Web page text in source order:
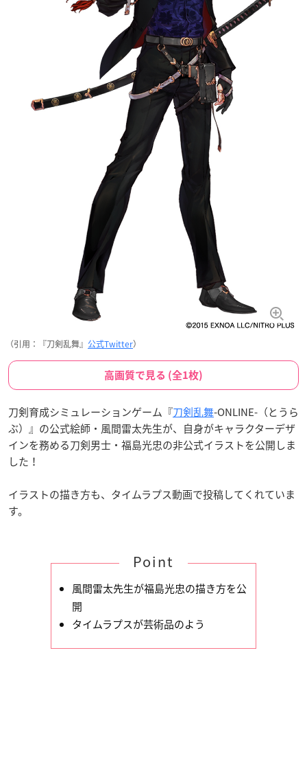
（引用：『刀剣乱舞』 公式Twitter）
高画質で見る (全1枚)
刀剣育成シミュレーションゲーム『刀剣乱舞-ONLINE-（とうら
ぶ）』の公式絵師・風間雷太先生が、自身がキャラクターデザ
インを務める刀剣男士・福島光忠の非公式イラストを公開しま
した！
イラストの描き方も、タイムラプス動画で投稿してくれていま
す。
Point
風間雷太先生が福島光忠の描き方を公
開
タイムラプスが芸術品のよう